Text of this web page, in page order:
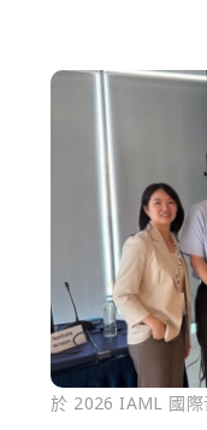
於 2026 IAML 國際